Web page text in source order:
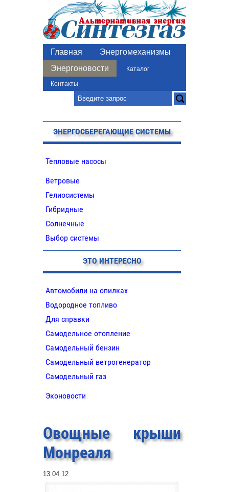
Главная
Энергомеханизмы
Энергоновости
Каталог
Контакты
ЭНЕРГОСБЕРЕГАЮЩИЕ СИСТЕМЫ
Тепловые насосы
Ветровые
Гелиосистемы
Гибридные
Солнечные
Выбор системы
ЭТО ИНТЕРЕСНО
Автомобили на опилках
Водородное топливо
Для справки
Самодельное отопление
Самодельный бензин
Самодельный ветрогенератор
Самодельный газ
Эконовости
Овощные крыши
Монреаля
13.04.12